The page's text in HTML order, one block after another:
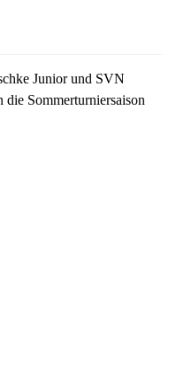
Junior und SVN
Sommerturniersaison